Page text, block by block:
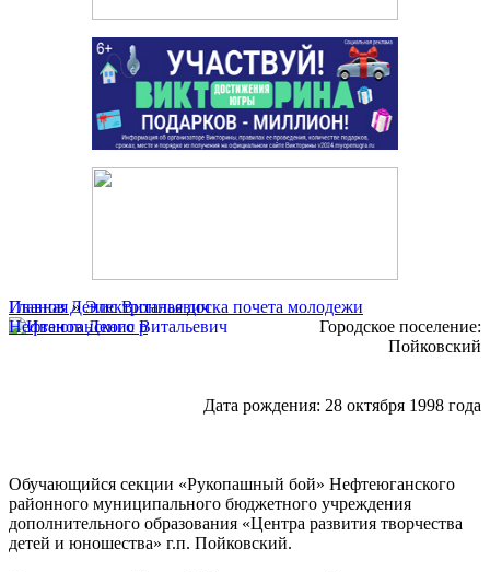
Главная»Электронная доска почета молодежи
Нефтеюганского р
Иванов Денис Витальевич
Городское поселение:
Пойковский
Дата рождения: 28 октября 1998 года
Обучающийся секции «Рукопашный бой» Нефтеюганского
районного муниципального бюджетного учреждения
дополнительного образования «Центра развития творчества
детей и юношества» г.п. Пойковский.